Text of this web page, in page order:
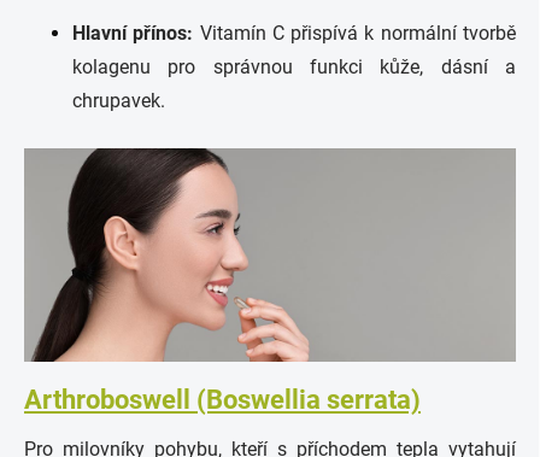
Hlavní přínos: Vitamín C přispívá k normální tvorbě
kolagenu pro správnou funkci kůže, dásní a
chrupavek.
Arthroboswell (Boswellia serrata)
Pro milovníky pohybu, kteří s příchodem tepla vytahují